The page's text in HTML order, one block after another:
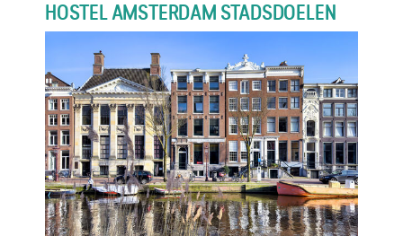
HOSTEL AMSTERDAM STADSDOELEN